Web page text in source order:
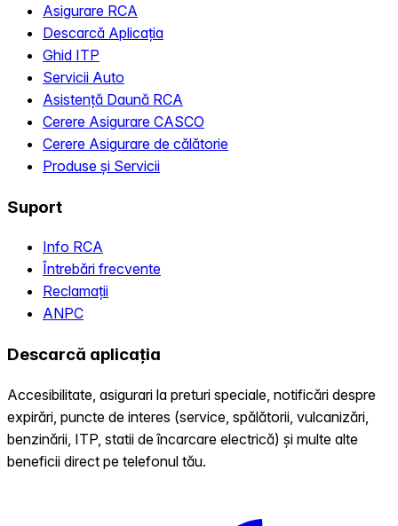
Asigurare RCA
Descarcă Aplicația
Ghid ITP
Servicii Auto
Asistență Daună RCA
Cerere Asigurare CASCO
Cerere Asigurare de călătorie
Produse și Servicii
Suport
Info RCA
Întrebări frecvente
Reclamații
ANPC
Descarcă aplicația
Accesibilitate, asigurari la preturi speciale, notificări despre
expirări, puncte de interes (service, spălătorii, vulcanizări,
benzinării, ITP, statii de încarcare electrică) și multe alte
beneficii direct pe telefonul tău.